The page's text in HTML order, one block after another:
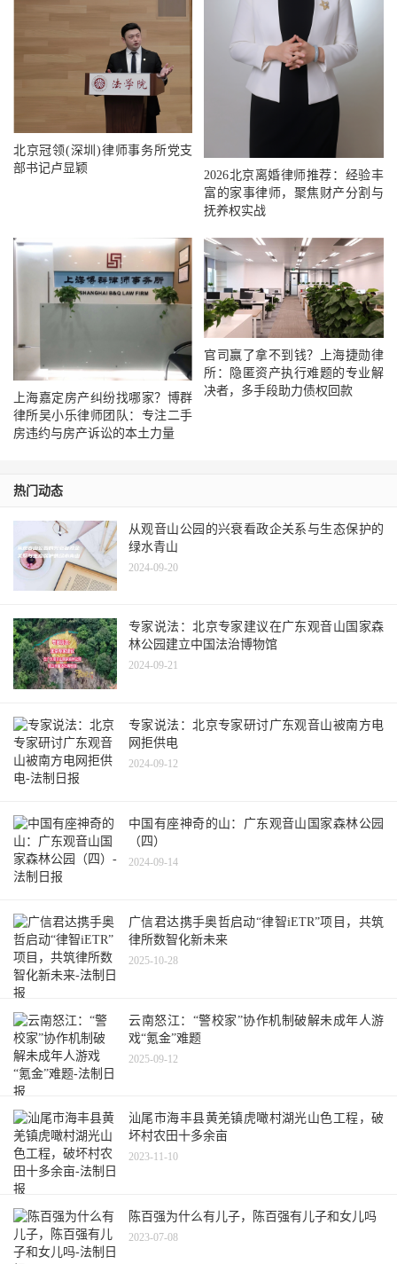
北京冠领(深圳)律师事务所党支
部书记卢显颖
2026北京离婚律师推荐：经验丰
富的家事律师，聚焦财产分割与
抚养权实战
上海嘉定房产纠纷找哪家？博群
律所吴小乐律师团队：专注二手
房违约与房产诉讼的本土力量
官司赢了拿不到钱？上海捷勋律
所：隐匿资产执行难题的专业解
决者，多手段助力债权回款
热门动态
从观音山公园的兴衰看政企关系与生态保护的
绿水青山
2024-09-20
专家说法：北京专家建议在广东观音山国家森
林公园建立中国法治博物馆
2024-09-21
专家说法：北京专家研讨广东观音山被南方电
网拒供电
2024-09-12
中国有座神奇的山：广东观音山国家森林公园
（四）
2024-09-14
广信君达携手奥哲启动“律智iETR”项目，共筑
律所数智化新未来
2025-10-28
云南怒江：“警校家”协作机制破解未成年人游
戏“氪金”难题
2025-09-12
汕尾市海丰县黄羌镇虎噉村湖光山色工程，破
坏村农田十多余亩
2023-11-10
陈百强为什么有儿子，陈百强有儿子和女儿吗
2023-07-08